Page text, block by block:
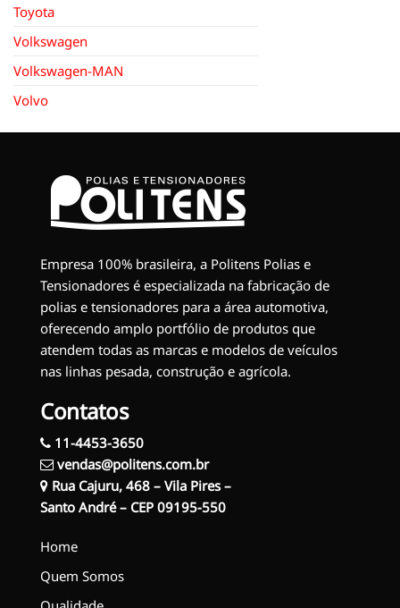
Toyota
Volkswagen
Volkswagen-MAN
Volvo
Empresa 100% brasileira, a Politens Polias e
Tensionadores é especializada na fabricação de
polias e tensionadores para a área automotiva,
oferecendo amplo portfólio de produtos que
atendem todas as marcas e modelos de veículos
nas linhas pesada, construção e agrícola.
Contatos
11-4453-3650
vendas@politens.com.br
Rua Cajuru, 468 – Vila Pires –
Santo André – CEP 09195-550
Home
Quem Somos